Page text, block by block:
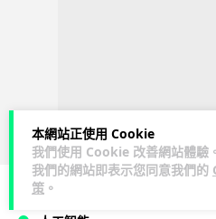
本網站正使用 Cookie
我們使用 Cookie 改善網站體驗
我們的網站即表示您同意我們的
策 。